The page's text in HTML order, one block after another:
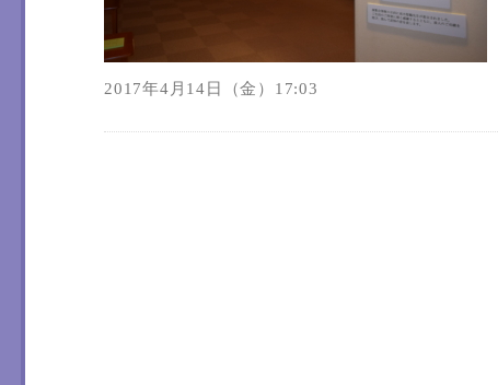
2017年4月14日（金）17:03